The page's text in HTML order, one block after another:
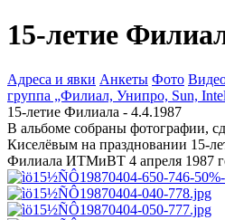
15-летие
Адреса и явки Анкеты Фото
группа „Филиал, Унипро, Sun,
15-летие Филиала - 4.4.1987
В альбоме собраны фотографии,
Киселёвым на праздновании 15-
Филиала ИТМиВТ 4 апреля 1987